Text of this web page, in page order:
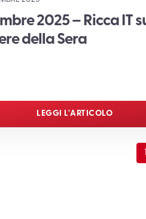
2025 – Ricca IT
della Sera
LEGGI L'ARTICOLO
1